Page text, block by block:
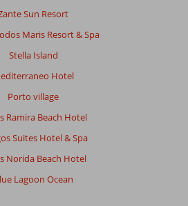
Sun Resort
Maris Resort & Spa
Stella Island
Hotel
Porto village
Ramira Beach Hotel
Suites Hotel & Spa
Norida Beach Hotel
Lagoon Ocean